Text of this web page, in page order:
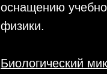
оснащению
физики.
Биологический